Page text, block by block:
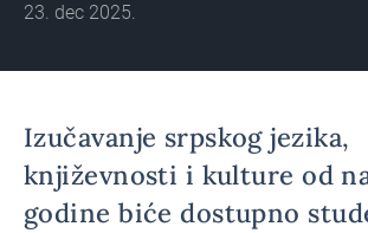
23. dec 2025.
Izučavanje srpskog jezika,
književnosti i kulture od
godine biće dostupno